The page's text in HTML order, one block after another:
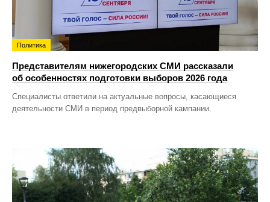
Политика
Представителям нижегородских СМИ рассказали
об особенностях подготовки выборов 2026 года
Специалисты ответили на актуальные вопросы, касающиеся
деятельности СМИ в период предвыборной кампании.